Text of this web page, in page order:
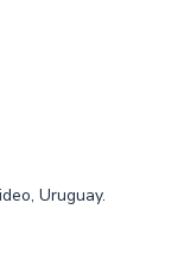
Uruguay.